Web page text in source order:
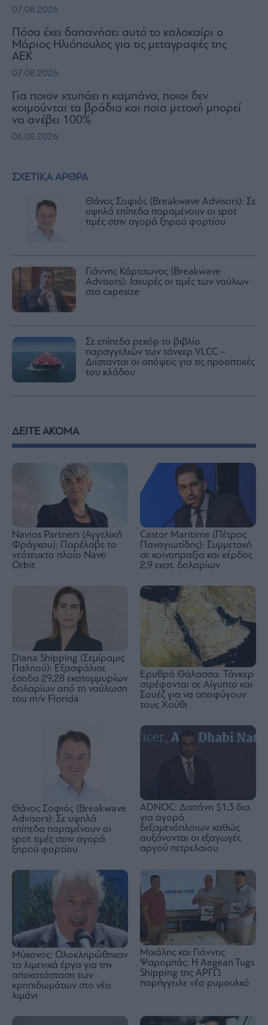
ΣΧΕΤΙΚΑ ΑΡΘΡΑ
Θάνος Σοφιός (Breakwave Advisors): Σε
υψηλά επίπεδα παραμένουν οι spot
τιμές στην αγορά ξηρού φορτίου
Γιάννης Κάρτσωνας (Breakwave
Advisors): Ισχυρές οι τιμές των ναύλων
στα capesize
Σε επίπεδα ρεκόρ το βιβλίο
παραγγελιών των τάνκερ VLCC –
Διίστανται οι απόψεις για τις προοπτικές
του κλάδου
07.08.2026
Πόσα έχει δαπανήσει αυτό το καλοκαίρι ο
Μάριος Ηλιόπουλος για τις μεταγραφές της
ΑΕΚ
07.08.2026
Για ποιον χτυπάει η καμπάνα, ποιοι δεν
κοιμούνται τα βράδια και ποια μετοχή μπορεί
να ανέβει 100%
06.08.2026
ΔΕΙΤΕ ΑΚΟΜΑ
Navios Partners (Αγγελική
Φράγκου): Παρέλαβε το
νεότευκτο πλοίο Nave
Orbit
Castor Maritime (Πέτρος
Παναγιωτίδης): Συμμετοχή
σε κοινοπραξία και κέρδος
2,9 εκατ. δολαρίων
Diana Shipping (Σεμίραμις
Παληού): Εξασφάλισε
έσοδα 29,28 εκατομμυρίων
δολαρίων από τη ναύλωση
του m/v Florida
Ερυθρά Θάλασσα: Τάνκερ
στρέφονται σε Αίγυπτο και
Σουέζ για να αποφύγουν
τους Χούθι
Θάνος Σοφιός (Breakwave
Advisors): Σε υψηλά
επίπεδα παραμένουν οι
spot τιμές στην αγορά
ξηρού φορτίου
ADNOC: Δαπάνη $1,3 δισ.
για αγορά
δεξαμενόπλοιων καθώς
αυξάνονται οι εξαγωγές
αργού πετρελαίου
Μύκονος: Ολοκληρώθηκαν
τα λιμενικά έργα για την
αποκατάσταση των
κρηπιδωμάτων στο νέο
λιμάνι
Μιχάλης και Γιάννης
Ψαρομπάς: Η Aegean Tugs
Shipping της ΑΡΓΩ
παρήγγειλε νέο ρυμουλκό